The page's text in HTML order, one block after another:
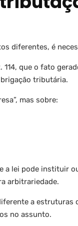
diferentes, é
que o fato
tributária.
mas sobre:
a lei pode instituir
arbitrariedade.
a estruturas
no assunto.